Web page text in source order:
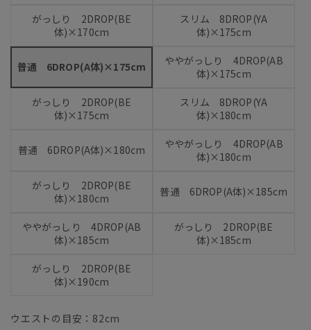
がっしり 2DROP(BE
体)×170cm
スリム 8DROP(YA
体)×175cm
普通 6DROP(A体)×175cm
ややがっしり 4DROP(AB
体)×175cm
がっしり 2DROP(BE
体)×175cm
スリム 8DROP(YA
体)×180cm
普通 6DROP(A体)×180cm
ややがっしり 4DROP(AB
体)×180cm
がっしり 2DROP(BE
体)×180cm
普通 6DROP(A体)×185cm
ややがっしり 4DROP(AB
体)×185cm
がっしり 2DROP(BE
体)×185cm
がっしり 2DROP(BE
体)×190cm
ウエストの目安： 82cm